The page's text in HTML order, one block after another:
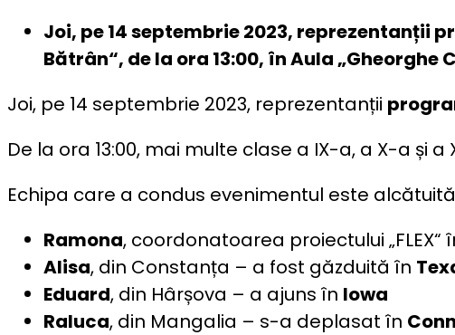
Joi, pe 14 septembrie 2023, reprezentanții
Bătrân“, de la ora 13:00, în Aula „Gheorghe
Joi, pe 14 septembrie 2023, reprezentanții
De la ora 13:00, mai multe clase a IX-a, a X-a și
Echipa care a condus evenimentul este
Ramona, coordonatoarea proiectului „FLEX“
Alisa, din Constanța – a fost găzduită în
Eduard, din Hârșova – a ajuns în Iowa
Raluca, din Mangalia – s-a deplasat în